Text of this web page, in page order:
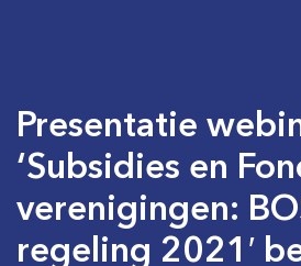
Presentatie
‘Subsidies en
verenigingen:
regeling 2021′